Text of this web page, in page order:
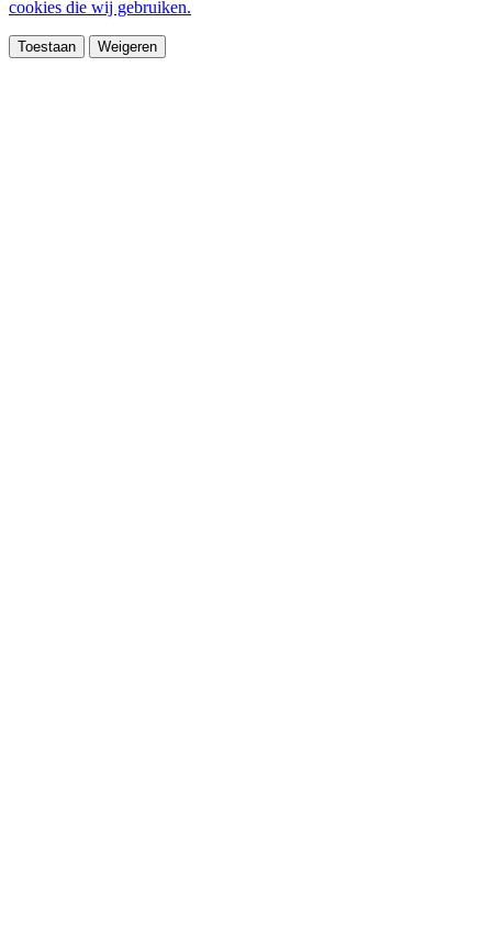
cookies die wij gebruiken.
Toestaan Weigeren